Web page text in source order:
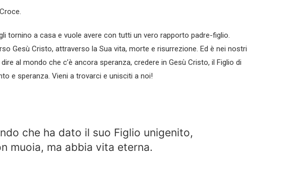
tornino a casa e vuole avere con tutti un vero rapporto padre-figlio.
Gesù Cristo, attraverso la Sua vita, morte e risurrezione. Ed è nei nostri
al mondo che c’è ancora speranza, credere in Gesù Cristo, il Figlio di
e speranza. Vieni a trovarci e unisciti a noi!
che ha dato il suo Figlio unigenito,
muoia, ma abbia vita eterna.